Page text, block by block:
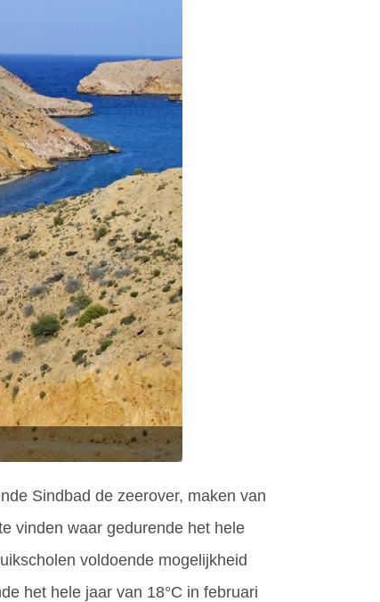
Sindbad de zeerover, maken van
vinden waar gedurende het hele
voldoende mogelijkheid
het hele jaar van 18°C in februari